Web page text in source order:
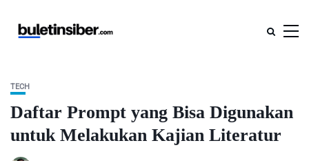
TECH
Daftar Prompt yang Bisa Digunakan
untuk Melakukan Kajian Literatur